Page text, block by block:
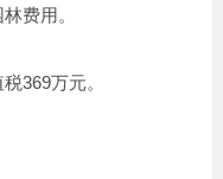
费用。
369万元。